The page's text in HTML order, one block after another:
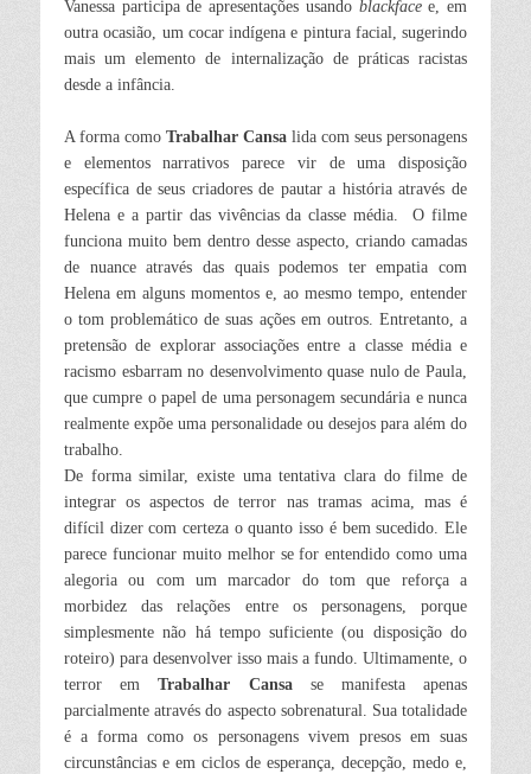
Vanessa participa de apresentações usando blackfacee, em
outra ocasião, um cocar indígena e pintura facial, sugerindo
mais um elemento de internalização de práticas racistas
desde a infância.
A forma como Trabalhar Cansa lida com seus personagens
e elementos narrativos parece vir de uma disposição
específica de seus criadores de pautar a história através de
Helena e a partir das vivências da classe média. O filme
funciona muito bem dentro desse aspecto, criando camadas
de nuance através das quais podemos ter empatia com
Helena em alguns momentos e, ao mesmo tempo, entender
o tom problemático de suas ações em outros. Entretanto, a
pretensão de explorar associações entre a classe média e
racismo esbarram no desenvolvimento quase nulo de Paula,
que cumpre o papel de uma personagem secundária e nunca
realmente expõe uma personalidade ou desejos para além do
trabalho.
De forma similar, existe uma tentativa clara do filme de
integrar os aspectos de terror nas tramas acima, mas é
difícil dizer com certeza o quanto isso é bem sucedido. Ele
parece funcionar muito melhor se for entendido como uma
alegoria ou com um marcador do tom que reforça a
morbidez das relações entre os personagens, porque
simplesmente não há tempo suficiente (ou disposição do
roteiro) para desenvolver isso mais a fundo. Ultimamente, o
terror emTrabalhar Cansase manifesta apenas
parcialmente através do aspecto sobrenatural. Sua totalidade
é a forma como os personagens vivem presos em suas
circunstâncias e em ciclos de esperança, decepção, medo e,